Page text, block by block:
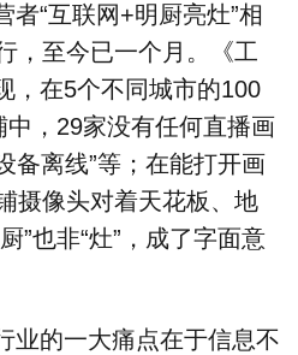
者“互联网+明厨亮灶”相
，至今已一个月。《工
，在5个不同城市的100
中，29家没有任何直播画
备离线”等；在能打开画
摄像头对着天花板、地
”也非“灶”，成了字面意
业的一大痛点在于信息不